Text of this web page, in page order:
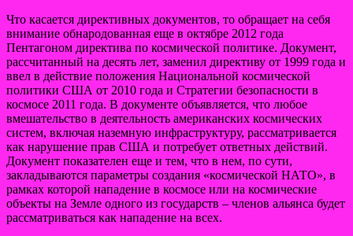
Что касается директивных документов, то обращает на себя
внимание обнародованная еще в октябре 2012 года
Пентагоном директива по космической политике. Документ,
рассчитанный на десять лет, заменил директиву от 1999 года и
ввел в действие положения Национальной космической
политики США от 2010 года и Стратегии безопасности в
космосе 2011 года. В документе объявляется, что любое
вмешательство в деятельность американских космических
систем, включая наземную инфраструктуру, рассматривается
как нарушение прав США и потребует ответных действий.
Документ показателен еще и тем, что в нем, по сути,
закладываются параметры создания «космической НАТО», в
рамках которой нападение в космосе или на космические
объекты на Земле одного из государств – членов альянса будет
рассматриваться как нападение на всех.